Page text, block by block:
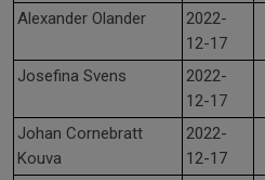
Alexander Olander
2022-
12-17
Josefina Svens
2022-
12-17
Johan Cornebratt
Kouva
2022-
12-17